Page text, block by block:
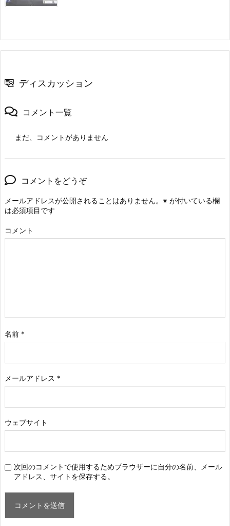
ディスカッション
コメント一覧
まだ、コメントがありません
コメントをどうぞ
メールアドレスが公開されることはありません。 ※ が付いている欄
は必須項目です
コメント
名前 *
メールアドレス *
ウェブサイト
次回のコメントで使用するためブラウザーに自分の名前、メール
アドレス、サイトを保存する。